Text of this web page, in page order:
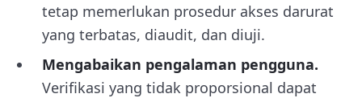
tetap memerlukan prosedur akses darurat
yang terbatas, diaudit, dan diuji.
Mengabaikan pengalaman pengguna.
Verifikasi yang tidak proporsional dapat